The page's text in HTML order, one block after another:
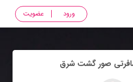
ورود عضویت
صور گشت شرق